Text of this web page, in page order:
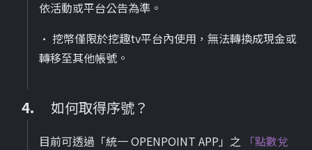
依活動或平台公告為準。
• 挖幣僅限於挖趣tv平台內使用，無法轉換成現金或
轉移至其他帳號。
如何取得序號？
目前可透過「統一 OPENPOINT APP」之 「點數兌